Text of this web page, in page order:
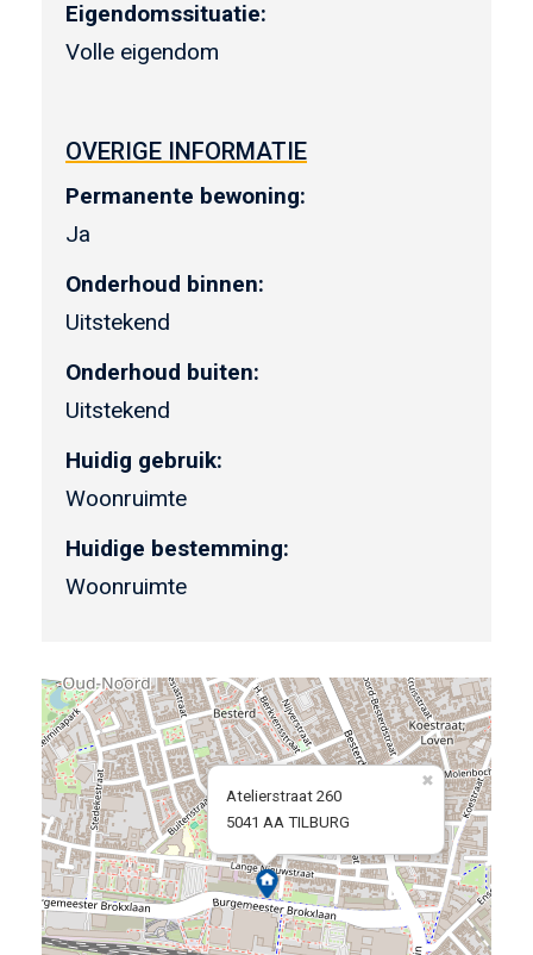
Eigendomssituatie:
Volle eigendom
OVERIGE INFORMATIE
Permanente bewoning:
Ja
Onderhoud binnen:
Uitstekend
Onderhoud buiten:
Uitstekend
Huidig gebruik:
Woonruimte
Huidige bestemming:
Woonruimte
Atelierstraat 260
5041 AA TILBURG